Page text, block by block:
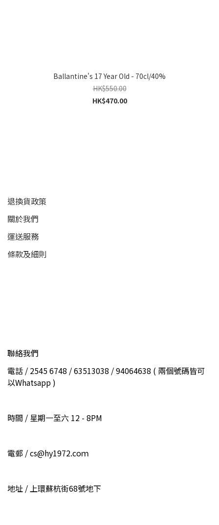
Ballantine's 17 Year Old - 70cl/40%
HK$550.00
HK$470.00
退換貨政策
關於我們
運送服務
條款及細則
聯絡我們
電話 / 2545 6748 / 63513038 / 94064638 ( 兩個號碼皆可
以Whatsapp )
時間 / 星期一至六 12 - 8PM
電郵 / cs@hy1972.coｍ
地址 / 上環蘇杭街68號地下